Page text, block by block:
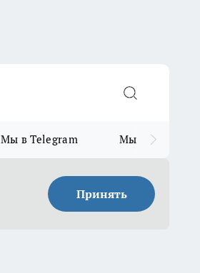
Мы в Telegram Мы в MAX
Принять